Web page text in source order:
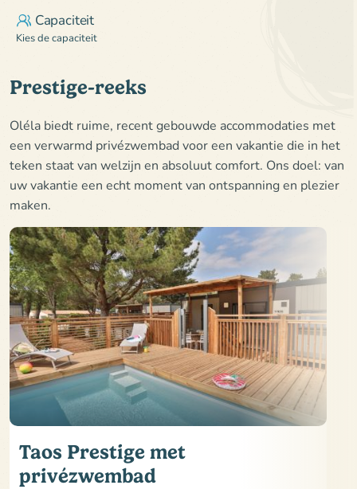
Capaciteit
Kies de capaciteit
Prestige-reeks
Oléla biedt ruime, recent gebouwde accommodaties met
een verwarmd privézwembad voor een vakantie die in het
teken staat van welzijn en absoluut comfort. Ons doel: van
uw vakantie een echt moment van ontspanning en plezier
maken.
Taos Prestige met
privézwembad